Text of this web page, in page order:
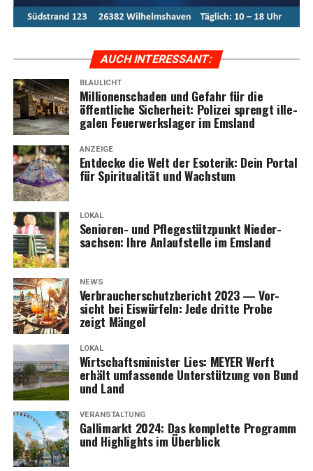
AUCH INTER­ES­SANT:
BLAULICHT
Mil­lio­nen­scha­den und Gefahr für die
öffent­li­che Sicher­heit: Poli­zei sprengt ille­
ga­len Feu­er­werks­la­ger im Emsland
ANZEIGE
Ent­de­cke die Welt der Eso­te­rik: Dein Por­tal
für Spi­ri­tua­li­tät und Wachstum
LOKAL
Senio­ren- und Pfle­ge­stütz­punkt Nie­der­
sach­sen: Ihre Anlauf­stel­le im Emsland
NEWS
Ver­brau­cher­schutz­be­richt 2023 — Vor­
sicht bei Eis­wür­feln: Jede drit­te Pro­be
zeigt Mängel
LOKAL
Wirt­schafts­mi­nis­ter Lies: MEYER Werft
erhält umfas­sen­de Unter­stüt­zung von Bund
und Land
VERANSTALTUNG
Gal­li­markt 2024: Das kom­plet­te Pro­gramm
und High­lights im Überblick